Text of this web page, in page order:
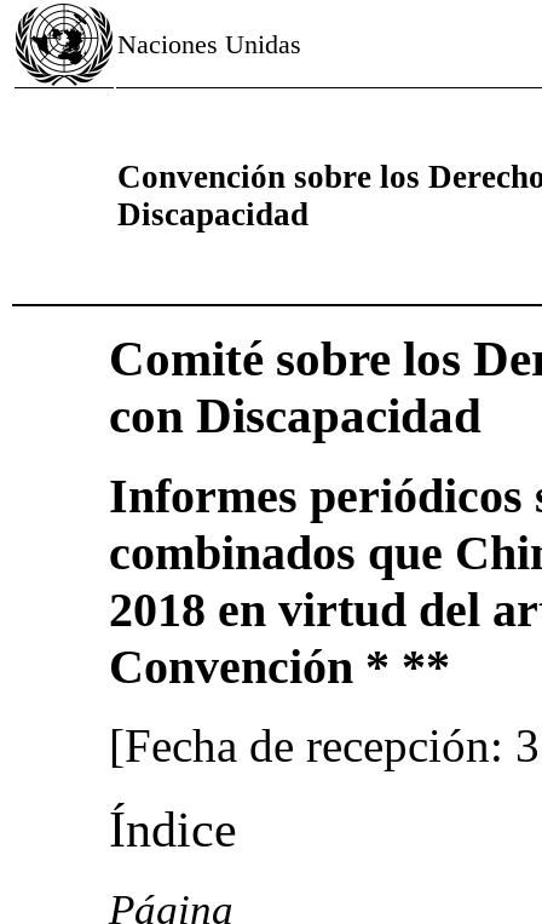
Naciones Unidas
Convención sobre los
Discapacidad
Comité sobre los
con Discapacidad
Informes periódicos
combinados que
2018 en virtud del
Convención * **
[Fecha de recepción:
Índice
Página